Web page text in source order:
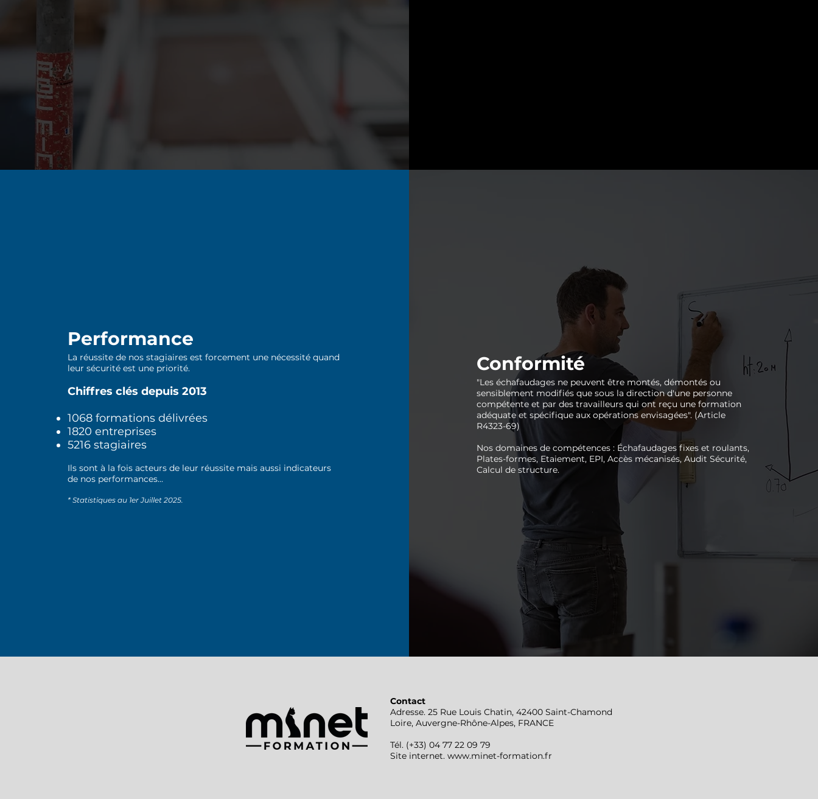
Performance
La réussite de nos stagiaires est forcement une nécessité quand
leur sécurité est une priorité.
Chiffres clés depuis 2013
1068 formations délivrées
1820 entreprises
5216 stagiaires
Ils sont à la fois acteurs de leur réussite mais aussi indicateurs
de nos performances...
* Statistiques au 1er Juillet 2025.
Conformité
"Les échafaudages ne peuvent être montés, démontés ou
sensiblement modifiés que sous la direction d'une personne
compétente et par des travailleurs qui ont reçu une formation
adéquate et spécifique aux opérations envisagées". (Article
R4323-69)
Nos domaines de compétences : Échafaudages fixes et roulants,
Plates-formes, Etaiement, EPI, Accès mécanisés, Audit Sécurité,
Calcul de structure.
Contact
Adresse. 25 Rue Louis Chatin, 42400 Saint-Chamond
Loire, Auvergne-Rhône-Alpes, FRANCE
Tél. (+33) 04 77 22 09 79
Site internet. www.minet-formation.fr